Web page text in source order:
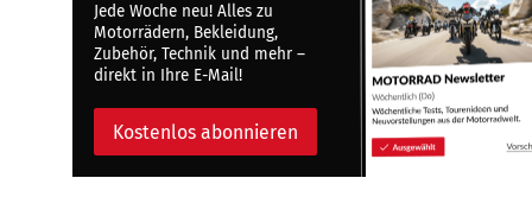
Jede Woche neu! Alles zu
Motorrädern, Bekleidung,
Zubehör, Technik und mehr –
direkt in Ihre E-Mail!
Kostenlos abonnieren